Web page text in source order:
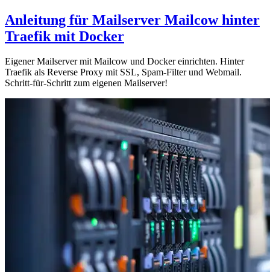
Anleitung für Mailserver Mailcow hinter
Traefik mit Docker
Eigener Mailserver mit Mailcow und Docker einrichten. Hinter
Traefik als Reverse Proxy mit SSL, Spam-Filter und Webmail.
Schritt-für-Schritt zum eigenen Mailserver!